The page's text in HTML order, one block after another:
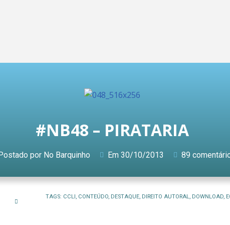
#NB48 – PIRATARIA
Postado por No Barquinho Em 30/10/2013 89
TAGS: CCLI , CONTEÚDO, DESTAQUE, DIREITO AUTORAL, DOWNLOAD,